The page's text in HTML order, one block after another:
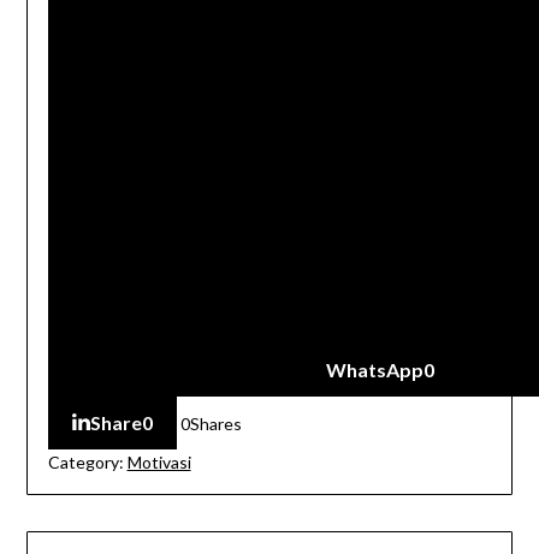
WhatsApp0
Share0 0Shares
Category: Motivasi